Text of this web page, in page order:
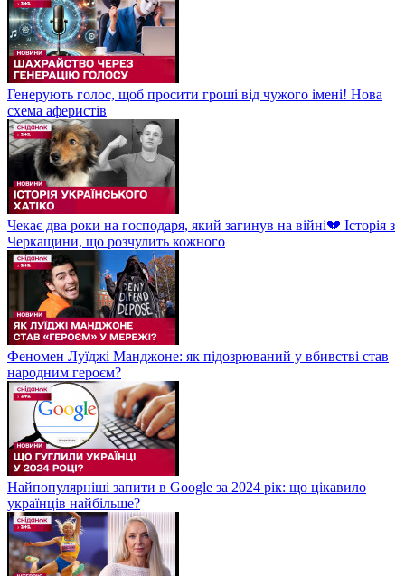
Генерують голос, щоб просити гроші від чужого імені! Нова
схема аферистів
Чекає два роки на господаря, який загинув на війні💔 Історія з
Черкащини, що розчулить кожного
Феномен Луїджі Манджоне: як підозрюваний у вбивстві став
народним героєм?
Найпопулярніші запити в Google за 2024 рік: що цікавило
українців найбільше?